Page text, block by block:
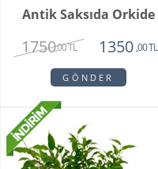
Antik Saksıda Orkide
1750,00 TL 1350 ,00 TL
GÖNDER